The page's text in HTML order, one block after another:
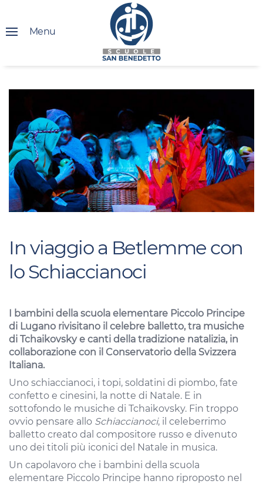
Menu
In viaggio a Betlemme con
lo Schiaccianoci
I bambini della scuola elementare Piccolo Principe
di Lugano rivisitano il celebre balletto, tra musiche
di Tchaikovsky e canti della tradizione natalizia, in
collaborazione con il Conservatorio della Svizzera
Italiana.
Uno schiaccianoci, i topi, soldatini di piombo, fate
confetto e cinesini, la notte di Natale. E in
sottofondo le musiche di Tchaikovsky. Fin troppo
ovvio pensare allo Schiaccianoci, il celeberrimo
balletto creato dal compositore russo e divenuto
uno dei titoli più iconici del Natale in musica.
Un capolavoro che i bambini della scuola
elementare Piccolo Principe hanno riproposto nel